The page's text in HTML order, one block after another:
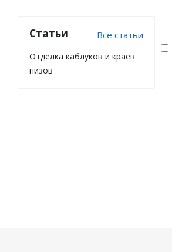
Статьи Все статьи
Отделка каблуков и краев
низов